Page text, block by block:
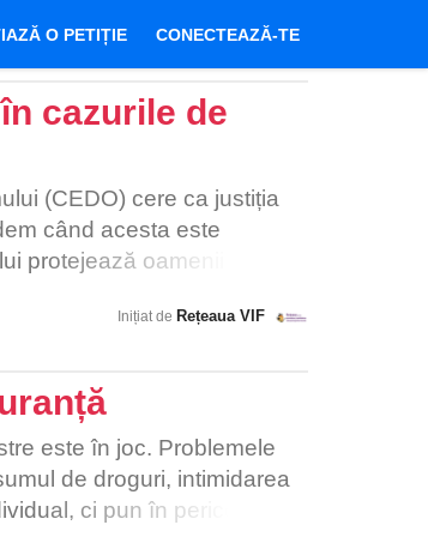
O PETIȚIE CONECTEAZĂ-TE
cazurile de
(CEDO) cere ca justiția
când acesta este
protejează oamenii de o
în instanțele de judecată
motivate. Publicitatea
al audierilor și
În ce privește
nu doar la soluția dată de
la baza acesteia. De
Inițiat de Rețeaua VIF
este în joc. Problemele
de droguri, intimidarea
ci pun în pericol